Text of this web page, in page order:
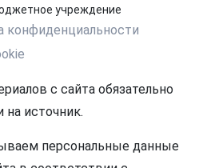
учреждение
конфиденциальности
с сайта обязательно
на источник.
персональные данные